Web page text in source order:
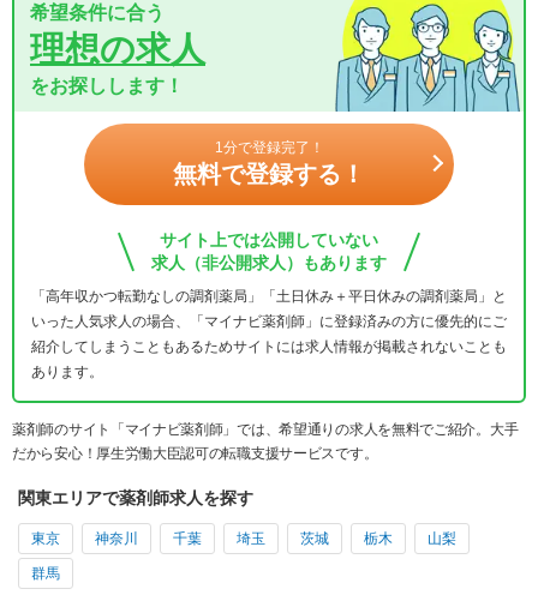
希望条件に合う
理想の求人
をお探しします！
1分で登録完了！
無料で登録する！
サイト上では公開していない
求人（非公開求人）もあります
「高年収かつ転勤なしの調剤薬局」「土日休み＋平日休みの調剤薬局」と
いった人気求人の場合、「マイナビ薬剤師」に登録済みの方に優先的にご
紹介してしまうこともあるためサイトには求人情報が掲載されないことも
あります。
薬剤師のサイト「マイナビ薬剤師」では、希望通りの求人を無料でご紹介。大手
だから安心！厚生労働大臣認可の転職支援サービスです。
関東エリアで薬剤師求人を探す
東京 神奈川 千葉 埼玉 茨城 栃木 山梨
群馬